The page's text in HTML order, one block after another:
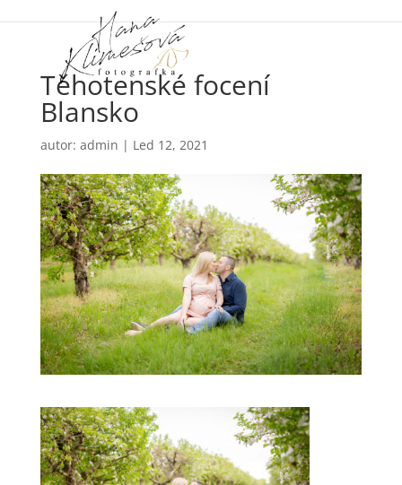
Těhotenské focení
Blansko
autor: admin | Led 12, 2021